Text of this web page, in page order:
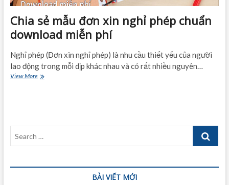
Chia sẻ mẫu đơn xin nghỉ phép chuẩn
download miễn phí
Nghỉ phép (Đơn xin nghỉ phép) là nhu cầu thiết yếu của người
lao động trong mỗi dịp khác nhau và có rất nhiều nguyên…
View MoreChia
chuẩn
phí
Search
BÀI VIẾT MỚI